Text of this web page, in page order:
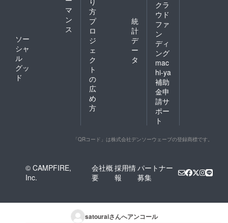
マ
ン
ス
ソー
シャ
ル
グッ
ド
方
プ
ロ
ジ
ェ
ク
ト
の
広
め
方
統
計
デ
ー
タ
クラ
ウド
ファ
ン
ディ
ング
mac
hi-ya
補助
金申
請サ
ポー
ト
「QRコード」は株式会社デンソーウェーブの登録商標です。
© CAMPFIRE,
Inc.
会社概
要
採用情
報
パートナー
募集
satouraiさんへアンコール